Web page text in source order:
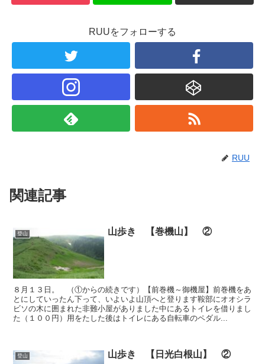
RUUをフォローする
RUU
関連記事
登山 山歩き 【巻機山】 ②
８月１３日。 （①からの続きです）【前巻機～御機屋】前巻機をあ
とにしていったん下って、いよいよ山頂へと登ります鞍部にオオシラ
ビソの木に囲まれた非難小屋がありました中にあるトイレを借りまし
た（１００円）用をたした後はトイレにある自転車のペダル...
登山 山歩き 【日光白根山】 ②